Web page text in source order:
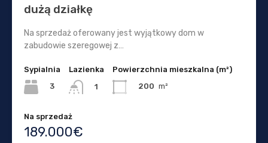
dużą działkę
Na sprzedaż oferowany jest wyjątkowy dom w
zabudowie szeregowej z…
Sypialnia
3
Lazienka
1
Powierzchnia mieszkalna (m²)
200 m²
Na sprzedaż
189.000€